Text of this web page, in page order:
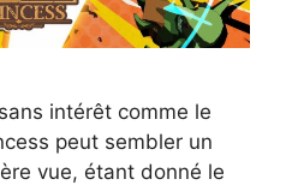
intérêt comme le
peut sembler un
vue, étant donné le